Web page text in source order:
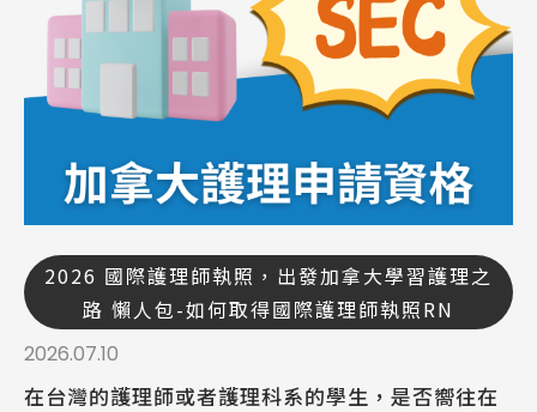
2026 國際護理師執照，出發加拿大學習護理之
路 懶人包-如何取得國際護理師執照RN
2026.07.10
在台灣的護理師或者護理科系的學生，是否嚮往在